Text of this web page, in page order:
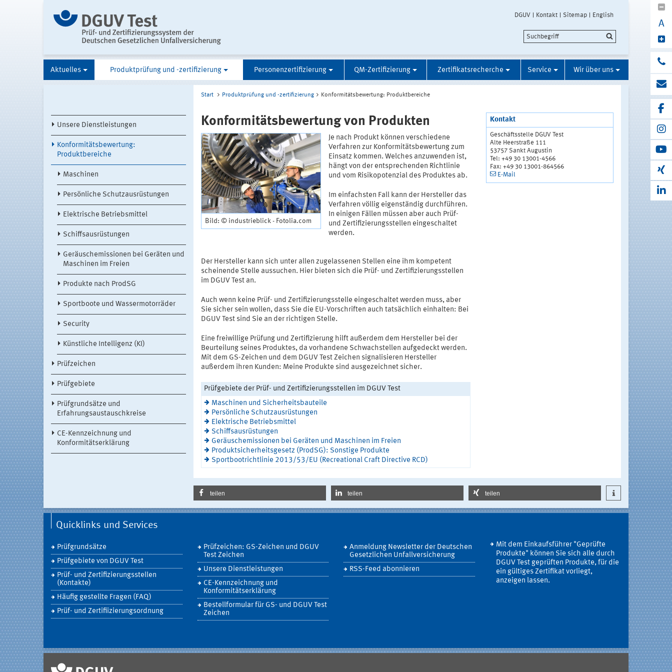
DGUV Kontakt Sitemap English
A
Aktuelles Produktprüfung und -zertifizierung Personenzertifizierung QM-Zertifizierung Zertifikatsrecherche Service Wir über uns
Unsere Dienstleistungen
Konformitätsbewertung:
Produktbereiche
Maschinen
Persönliche Schutzausrüstungen
Elektrische Betriebsmittel
Schiffsausrüstungen
Geräuschemissionen bei Geräten und
Maschinen im Freien
Produkte nach ProdSG
Sportboote und Wassermotorräder
Security
Künstliche Intelligenz (KI)
Prüfzeichen
Prüfgebiete
Prüfgrundsätze und
Erfahrungsaustauschkreise
CE-Kennzeichnung und
Konformitätserklärung
Start Produktprüfung und -zertifizierung Konformitätsbewertung: Produktbereiche
Konformitätsbewertung von Produkten
Bild: © industrieblick - Fotolia.com
Je nach Produkt können verschiedene
Verfahren zur Konformitätsbewertung zum
Einsatz kommen. Welches anzuwenden ist,
hängt von der entsprechenden Richtlinie
und vom Risikopotenzial des Produktes ab.
Im einfachsten Fall kann der Hersteller das
Verfahren völlig eigenständig durchführen.
In einigen Fällen müssen aber auch Prüf-
und Zertifizierungsstellen eingeschaltet
werden.
Der Hersteller kann sich unter allen zugelassenen Stellen eine ihm kompetent
scheinende Stelle aussuchen. Hier bieten sich die Prüf- und Zertifizierungsstellen
im DGUV Test an.
Auch wenn keine Prüf- und Zertifizierungsstelle eingeschaltet werden muss, aber
Sie sicher sein wollen, dass Sie die EU-Vorschriften auch tatsächlich einhalten: Bei
DGUV Test sind Sie an der richtigen Stelle.
Eine freiwillige Prüfung und Zertifizierung hilft außerdem dem Hersteller bei der
Beurteilung seines Produktes, da vorhandene Schwachstellen aufgedeckt werden.
Mit dem GS-Zeichen und dem DGUV Test Zeichen signalisieren Hersteller
außerdem ihren Kunden: Meine Produkte sind ausgezeichnet sicher.
Prüfgebiete der Prüf- und Zertifizierungsstellen im DGUV Test
Maschinen und Sicherheitsbauteile
Persönliche Schutzausrüstungen
Elektrische Betriebsmittel
Schiffsausrüstungen
Geräuschemissionen bei Geräten und Maschinen im Freien
Produktsicherheitsgesetz (ProdSG): Sonstige Produkte
Sportbootrichtlinie 2013/53/EU (Recreational Craft Directive RCD)
Kontakt
Geschäftsstelle DGUV Test
Alte Heerstraße 111
53757 Sankt Augustin
Tel: +49 30 13001-4566
Fax: +49 30 13001-864566
E-Mail
teilen teilen teilen
Quicklinks und Services
Prüfgrundsätze
Prüfgebiete von DGUV Test
Prüf- und Zertifizierungsstellen
(Kontakte)
Häufig gestellte Fragen (FAQ)
Prüf- und Zertifiizierungsordnung
Prüfzeichen: GS-Zeichen und DGUV
Test Zeichen
Unsere Dienstleistungen
CE-Kennzeichnung und
Konformitätserklärung
Bestellformular für GS- und DGUV Test
Zeichen
Anmeldung Newsletter der Deutschen
Gesetzlichen Unfallversicherung
RSS-Feed abonnieren
Mit dem Einkaufsführer "Geprüfte
Produkte" können Sie sich alle durch
DGUV Test geprüften Produkte, für die
ein gültiges Zertifikat vorliegt,
anzeigen lassen.